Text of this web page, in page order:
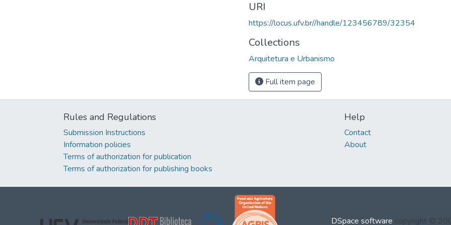
URI
https://locus.ufv.br//handle/123456789/32354
Collections
Arquitetura e Urbanismo
Full item page
Rules and Regulations
Submission Instructions
Information policies
Terms of authorization for publication
Terms of authorization for publishing books
Help
Contact
About
DSpace software copyright ©